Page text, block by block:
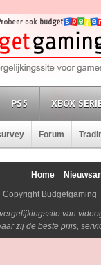
PS5 XBOX
Forum
Home
Copyright Budgetgaming
van
zij de beste prijs,